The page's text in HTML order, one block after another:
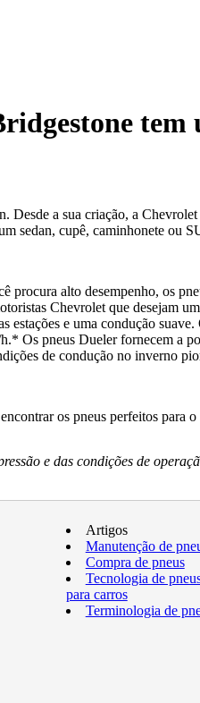
a sua criação, a
sedan, cupê, caminhonete ou
alto desempenho, os
Chevrolet que desejam
e uma condução
Os pneus Dueler fornecem a
de condução no inverno
os pneus perfeitos para
e das condições de
Artigos
Manutenção de
Compra de pneus
Tecnologia de
para carros
Terminologia de